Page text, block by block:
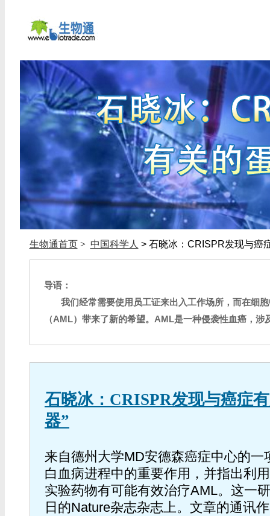
生物通首页 > 中国科学人 > 石晓冰：CRISPR发现与癌
导语：
我们经常需要使用员工证来出入工作场所，而在细
（AML）带来了新的希望。AML是一种侵袭性血癌，
石晓冰：CRISPR发现与癌症
器”
来自德州大学MD安德森癌症中心的一
白血病进程中的重要作用，并指出利
实验药物有可能有效治疗AML。这一
日的Nature杂志杂志上。文章的通讯